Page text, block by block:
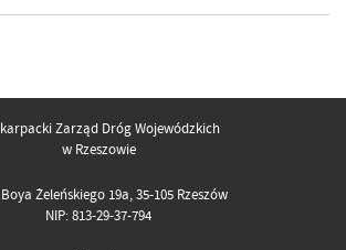
Zarząd Dróg Wojewódzkich
w Rzeszowie
Żeleńskiego 19a, 35-105 Rzeszów
NIP: 813-29-37-794